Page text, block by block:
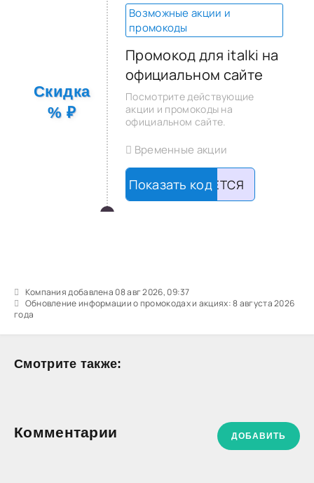
Скидка
% ₽
Возможные акции и
промокоды
Промокод для italki на
официальном сайте
Посмотрите действующие
акции и промокоды на
официальном сайте.
Временные акции
НЕ ТРЕБУЕТСЯ
Компания добавлена 08 авг 2026, 09:37
Обновление информации о промокодах и акциях: 8 августа 2026
года
Смотрите также:
Комментарии ДОБАВИТЬ